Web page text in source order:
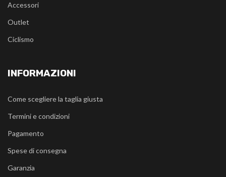
Accessori
Outlet
Ciclismo
INFORMAZIONI
Come scegliere la taglia giusta
Termini e condizioni
Pagamento
Spese di consegna
Garanzia